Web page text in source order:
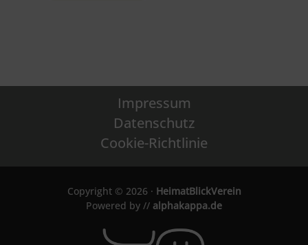
Impressum
Datenschutz
Cookie-Richtlinie
Copyright © 2026 · HeimatBlickVerein
Powered by // alphakappa.de